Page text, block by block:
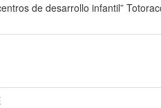
de desarrollo infantil”